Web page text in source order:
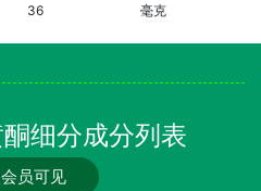
36 毫克
细分成分列表
员可见